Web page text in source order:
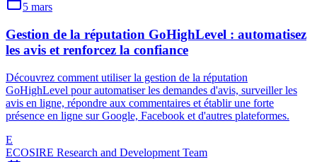
5 mars
Gestion de la réputation GoHighLevel : automatisez
les avis et renforcez la confiance
Découvrez comment utiliser la gestion de la réputation
GoHighLevel pour automatiser les demandes d'avis, surveiller les
avis en ligne, répondre aux commentaires et établir une forte
présence en ligne sur Google, Facebook et d'autres plateformes.
E
ECOSIRE Research and Development Team